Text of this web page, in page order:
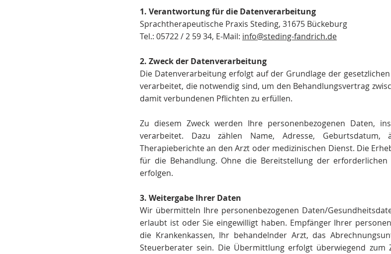
1. Verantwortung für die Datenverarbeitung
Sprachtherapeutische Praxis Steding, 31675 Bückeburg
Tel.: 05722 / 2 59 34, E-Mail: info@steding-fandrich.de
2. Zweck der Datenverarbeitung
Die Datenverarbeitung erfolgt auf der Grundlage der
verarbeitet, die notwendig sind, um den Behandlungsvertrag
damit verbundenen Pflichten zu erfüllen.
Zu diesem Zweck werden Ihre personenbezogenen Daten,
verarbeitet. Dazu zählen Name, Adresse, Geburtsdatum,
Therapieberichte an den Arzt oder medizinischen Dienst. Die
für die Behandlung. Ohne die Bereitstellung der
erfolgen.
3. Weitergabe Ihrer Daten
Wir übermitteln Ihre personenbezogenen Daten/
erlaubt ist oder Sie eingewilligt haben. Empfänger Ihrer
die Krankenkassen, Ihr behandelnder Arzt, das
Steuerberater sein. Die Übermittlung erfolgt überwiegend zum